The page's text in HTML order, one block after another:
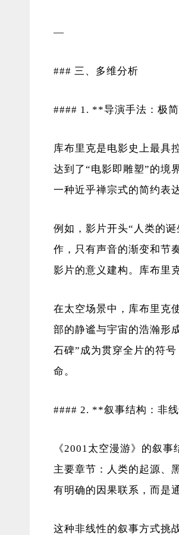
—
### 三、多维分析
#### 1. **导演手法：极
库布里克是电影史上最具
达到了“电影即雕塑”的境
一种近乎禅宗式的简约表
例如，影片开头“人类的
作，只有声音的渐变和节
影片的意义建构。库布里
在太空场景中，库布里克
部的静谧与宇宙的浩瀚形
石碑”成为贯穿全片的符
命。
#### 2. **叙事结构：非
《2001太空漫游》的叙
主要章节：人类的起源、
有明确的因果联系，而是
这种非线性的叙事方式挑